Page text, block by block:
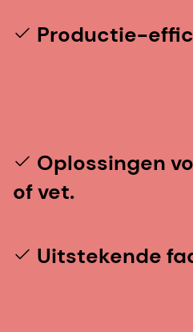
Productie-
Oplossingen
of vet.
Uitstekende